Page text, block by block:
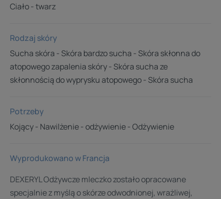
Ciało - twarz
Rodzaj skóry
Sucha skóra - Skóra bardzo sucha - Skóra skłonna do
atopowego zapalenia skóry - Skóra sucha ze
skłonnością do wyprysku atopowego - Skóra sucha
Potrzeby
Kojący - Nawilżenie - odżywienie - Odżywienie
Wyprodukowano w Francja
DEXERYL Odżywcze mleczko zostało opracowane
specjalnie z myślą o skórze odwodnionej, wrażliwej,